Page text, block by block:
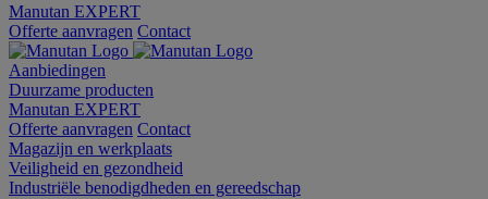
Manutan EXPERT
Offerte aanvragen Contact
Aanbiedingen
Duurzame producten
Manutan EXPERT
Offerte aanvragen Contact
Magazijn en werkplaats
Veiligheid en gezondheid
Industriële benodigdheden en gereedschap